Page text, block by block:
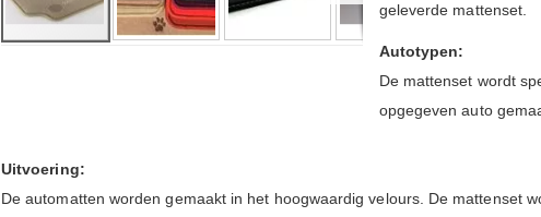
gallery
geleverde mattenset.
Autotypen:
De mattenset wordt
opgegeven auto
Uitvoering:
De automatten worden gemaakt in het hoogwaardig velours. De mattenset